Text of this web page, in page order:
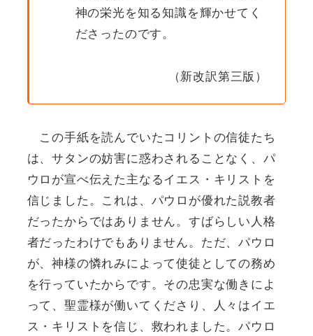
神の栄光を知る知識を輝かせてく
ださったのです。
（新改訳第三版）
この手紙を読んでいたコリントの信徒たち
は、サタンの妨害に惑わされることなく、パ
ウロが宣べ伝えた主なるイエス・キリストを
信じました。これは、パウロが優れた説教者
だったからではありません。すばらしい人格
者だったわけでもありません。ただ、パウロ
が、神様の憐れみによって使徒としての務め
を行っていたからです。その忠実な働きによ
って、聖霊様が働いてくださり、人々はイエ
ス・キリストを信じ、救われました。パウロ